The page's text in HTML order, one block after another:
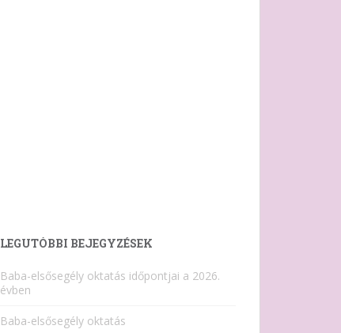
LEGUTÓBBI BEJEGYZÉSEK
Baba-elsősegély oktatás időpontjai a 2026.
évben
Baba-elsősegély oktatás